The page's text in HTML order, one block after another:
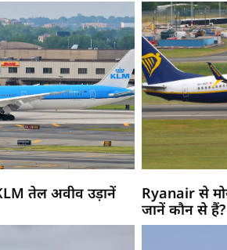
तेल अवीव उड़ानें
Ryanair से
जानें कौन से हैं?